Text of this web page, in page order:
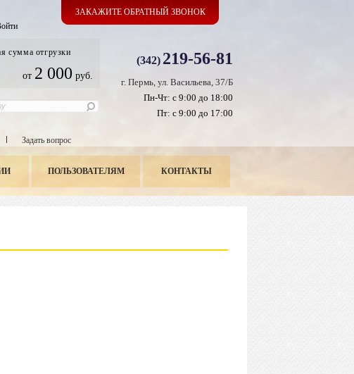
(342) 219-56-81
г. Пермь, ул. Васильева, 37/Б
Пн-Чт: с 9:00 до 18:00
Пт: с 9:00 до 17:00
сумма отгрузки
от 2 000 руб.
Задать вопрос
ПОЛЬЗОВАТЕЛЯМ КОНТАКТЫ
ЗАКАЖИТЕ ОБРАТНЫЙ ЗВОНОК